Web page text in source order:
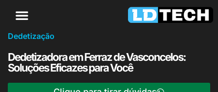
Dedetização
Dedetizadora em Ferraz de Vasconcelos:
Soluções Eficazes para Você